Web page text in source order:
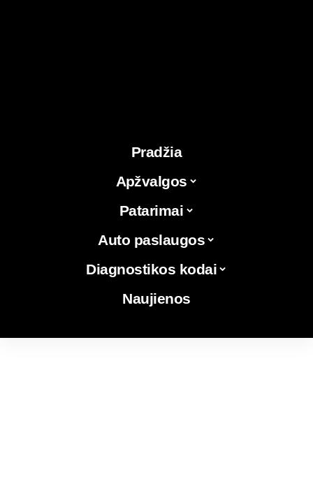
Pradžia
Apžvalgos
Patarimai
Auto paslaugos
Diagnostikos kodai
Naujienos